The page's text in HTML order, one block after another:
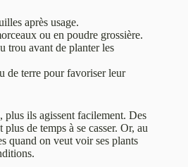
après usage.
ou en poudre grossière.
trou avant de planter les
de terre pour favoriser leur
plus ils agissent facilement. Des
de temps à se casser. Or, au
quand on veut voir ses plants